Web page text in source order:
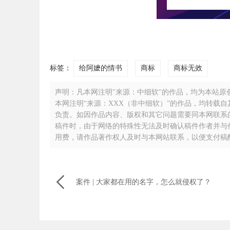
标签： 给阿嬷的情书 商标 商标无效
声明：凡本网注明"来源：中细软"的作品，均为本站原
本网注明“来源：XXX（非中细软）”的作品，均转载
负责。如因作品内容、版权和其它问题需要同本网联
稿件时，由于网络的特殊性无法及时确认稿件作者并
用费，请作品著作权人及时与本网站联系，以便支付稿
 案件 | 大家都在用的名字，怎么就侵权了？